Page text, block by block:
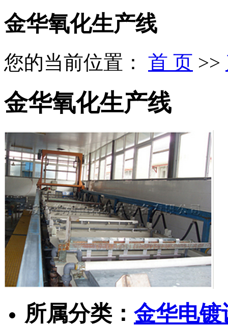
金华氧化生产线
您的当前位置： 首 页 >>
金华氧化生产线
所属分类： 金华电镀